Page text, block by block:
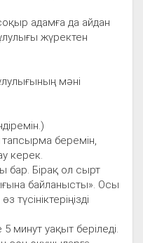
адамға да айдан
жүректен
мәні
беремін,
керек.
бар. Бірақ ол сырт
байланысты». Осы
минут уақыт беріледі.